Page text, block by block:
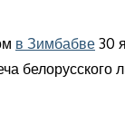
в Зимбабве 30
белорусского